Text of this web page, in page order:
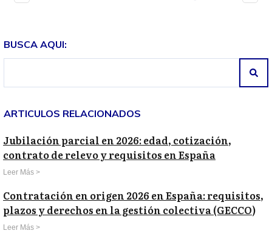
BUSCA AQUI:
ARTICULOS RELACIONADOS
Jubilación parcial en 2026: edad, cotización,
contrato de relevo y requisitos en España
Leer Más >
Contratación en origen 2026 en España: requisitos,
plazos y derechos en la gestión colectiva (GECCO)
Leer Más >